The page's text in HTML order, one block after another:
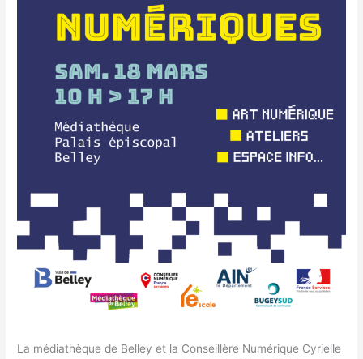
La médiathèque de Belley et la Conseillère Numérique Cyrielle